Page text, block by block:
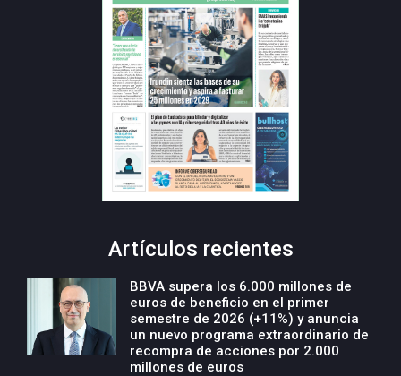
Artículos recientes
BBVA supera los 6.000 millones de
euros de beneficio en el primer
semestre de 2026 (+11%) y anuncia
un nuevo programa extraordinario de
recompra de acciones por 2.000
millones de euros